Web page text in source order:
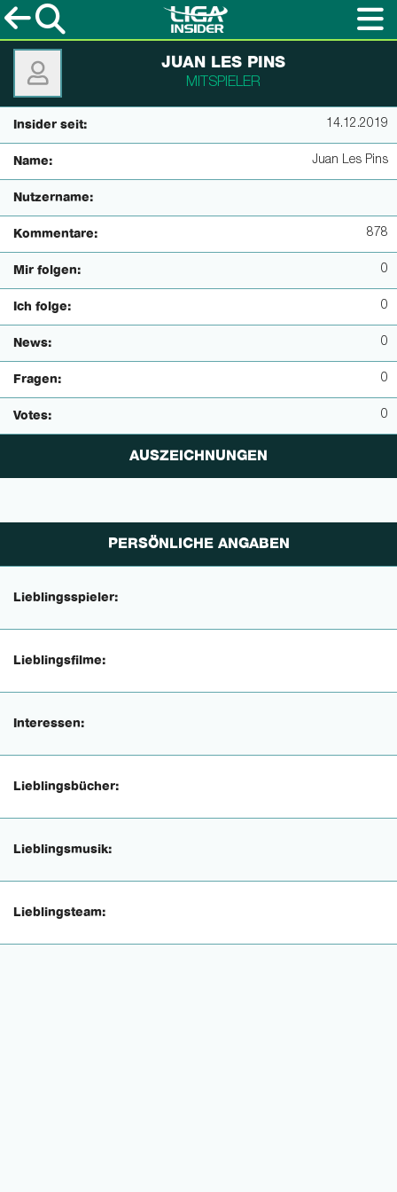
JUAN LES PINS
MITSPIELER
Insider seit: 14.12.2019
Name: Juan Les Pins
Nutzername:
Kommentare: 878
Mir folgen: 0
Ich folge: 0
News: 0
Fragen: 0
Votes: 0
AUSZEICHNUNGEN
PERSÖNLICHE ANGABEN
Lieblingsspieler:
Lieblingsfilme:
Interessen:
Lieblingsbücher:
Lieblingsmusik:
Lieblingsteam: